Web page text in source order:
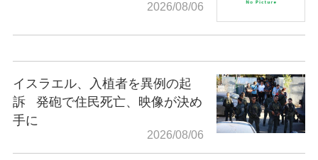
2026/08/06
イスラエル、入植者を異例の起
訴
発砲で住民死亡、映像が決め
手に
2026/08/06